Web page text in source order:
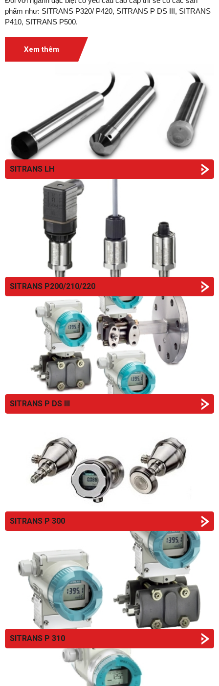
phẩm như: SITRANS P320/ P420, SITRANS P DS III, SITRANS
P410, SITRANS P500.
Xem thêm
SITRANS LH
SITRANS P200/210/220
SITRANS P DS III
SITRANS P 300
SITRANS P 310